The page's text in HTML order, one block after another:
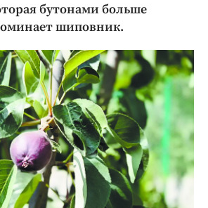
бутонами больше
шиповник.